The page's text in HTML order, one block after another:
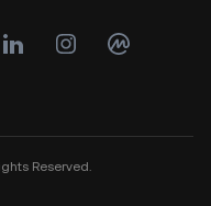
Reserved.